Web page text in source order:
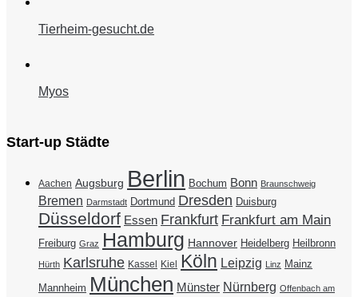
Tierheim-gesucht.de
Myos
Start-up Städte
Aachen Augsburg Berlin Bochum Bonn Braunschweig
Bremen Darmstadt Dortmund Dresden Duisburg
Düsseldorf Essen Frankfurt Frankfurt am Main
Freiburg Graz Hamburg Hannover Heidelberg Heilbronn
Hürth Karlsruhe Kassel Kiel Köln Leipzig Linz Mainz
Mannheim München Münster Nürnberg Offenbach am